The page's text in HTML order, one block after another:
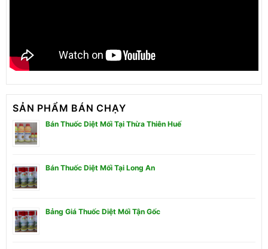
SẢN PHẨM BÁN CHẠY
Bán Thuốc Diệt Mối Tại Thừa Thiên Huế
Bán Thuốc Diệt Mối Tại Long An
Bảng Giá Thuốc Diệt Mối Tận Gốc